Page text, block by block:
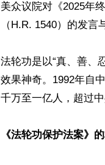
美众议院对《2025年
（H.R. 1540）的发言
法轮功是以“真、善、
效果神奇。1992年自
千万至一亿人，超过
《法轮功保护法案》